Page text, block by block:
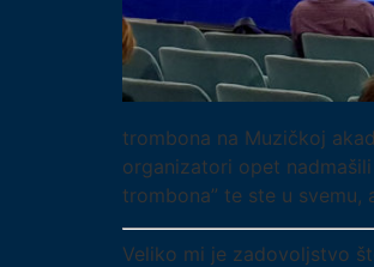
trombona na Muzičkoj
organizatori opet
trombona” te ste u
Veliko mi je zadovoljstvo